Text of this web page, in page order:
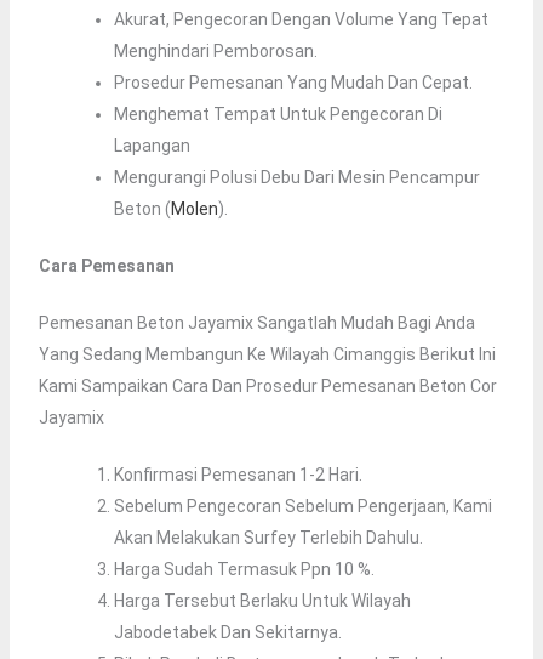
Akurat, Pengecoran Dengan Volume Yang Tepat
Menghindari Pemborosan.
Prosedur Pemesanan Yang Mudah Dan Cepat.
Menghemat Tempat Untuk Pengecoran Di
Lapangan
Mengurangi Polusi Debu Dari Mesin Pencampur
Beton (Molen).
Cara Pemesanan
Pemesanan Beton Jayamix Sangatlah Mudah Bagi Anda
Yang Sedang Membangun Ke Wilayah Cimanggis Berikut Ini
Kami Sampaikan Cara Dan Prosedur Pemesanan Beton Cor
Jayamix
Konfirmasi Pemesanan 1-2 Hari.
Sebelum Pengecoran Sebelum Pengerjaan, Kami
Akan Melakukan Surfey Terlebih Dahulu.
Harga Sudah Termasuk Ppn 10 %.
Harga Tersebut Berlaku Untuk Wilayah
Jabodetabek Dan Sekitarnya.